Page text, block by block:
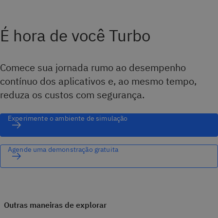
É hora de você Turbo
Comece sua jornada rumo ao desempenho
contínuo dos aplicativos e, ao mesmo tempo,
reduza os custos com segurança.
Experimente o ambiente de simulação
Agende uma demonstração gratuita
Outras maneiras de explorar